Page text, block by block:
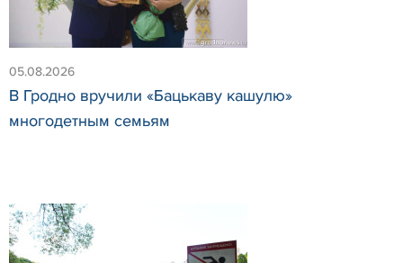
05.08.2026
В Гродно вручили «Бацькаву кашулю»
многодетным семьям